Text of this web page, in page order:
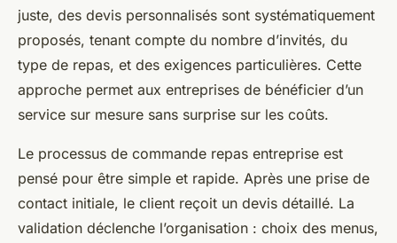
juste, des devis personnalisés sont systématiquement
proposés, tenant compte du nombre d’invités, du
type de repas, et des exigences particulières. Cette
approche permet aux entreprises de bénéficier d’un
service sur mesure sans surprise sur les coûts.
Le processus de commande repas entreprise est
pensé pour être simple et rapide. Après une prise de
contact initiale, le client reçoit un devis détaillé. La
validation déclenche l’organisation : choix des menus,